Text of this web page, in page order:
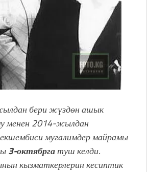
бери жүздөн ашык
менен 2014-жылдан
мугалимдер майрамы
3-октябргатуш келди.
кызматкерлерин кесиптик